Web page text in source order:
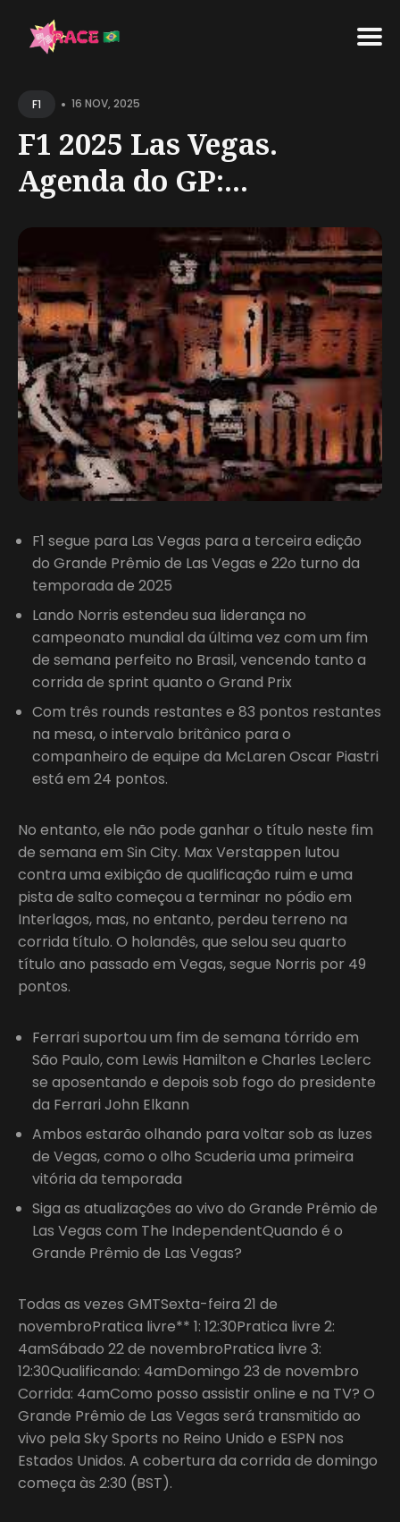
for
F1 • 16 NOV, 2025
F1 2025 Las Vegas.
Agenda do GP:...
F1 segue para Las Vegas para a terceira edição
do Grande Prêmio de Las Vegas e 22o turno da
temporada de 2025
Lando Norris estendeu sua liderança no
campeonato mundial da última vez com um fim
de semana perfeito no Brasil, vencendo tanto a
corrida de sprint quanto o Grand Prix
Com três rounds restantes e 83 pontos restantes
na mesa, o intervalo britânico para o
companheiro de equipe da McLaren Oscar Piastri
está em 24 pontos.
No entanto, ele não pode ganhar o título neste fim
de semana em Sin City. Max Verstappen lutou
contra uma exibição de qualificação ruim e uma
pista de salto começou a terminar no pódio em
Interlagos, mas, no entanto, perdeu terreno na
corrida título. O holandês, que selou seu quarto
título ano passado em Vegas, segue Norris por 49
pontos.
Ferrari suportou um fim de semana tórrido em
São Paulo, com Lewis Hamilton e Charles Leclerc
se aposentando e depois sob fogo do presidente
da Ferrari John Elkann
Ambos estarão olhando para voltar sob as luzes
de Vegas, como o olho Scuderia uma primeira
vitória da temporada
Siga as atualizações ao vivo do Grande Prêmio de
Las Vegas com The IndependentQuando é o
Grande Prêmio de Las Vegas?
Todas as vezes GMTSexta-feira 21 de
novembroPratica livre** 1: 12:30Pratica livre 2:
4amSábado 22 de novembroPratica livre 3:
12:30Qualificando: 4amDomingo 23 de novembro
Corrida: 4amComo posso assistir online e na TV? O
Grande Prêmio de Las Vegas será transmitido ao
vivo pela Sky Sports no Reino Unido e ESPN nos
Estados Unidos. A cobertura da corrida de domingo
começa às 2:30 (BST).